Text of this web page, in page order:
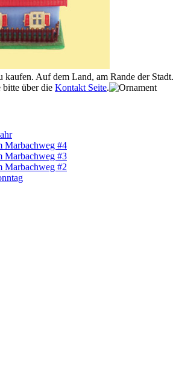
kaufen. Auf dem Land, am Rande der Stadt.
über die Kontakt Seite.
Marbachweg #4
Marbachweg #3
Marbachweg #2